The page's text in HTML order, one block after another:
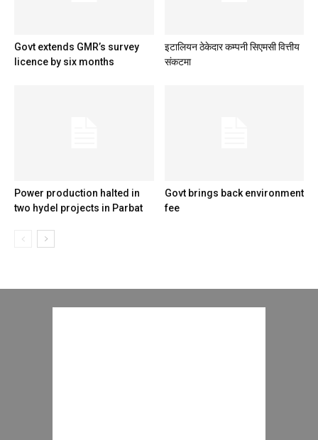
Govt extends GMR’s survey
licence by six months
इटालियन ठेकेदार कम्पनी सिएमसी वित्तीय
संकटमा
Power production halted in
two hydel projects in Parbat
Govt brings back environment
fee